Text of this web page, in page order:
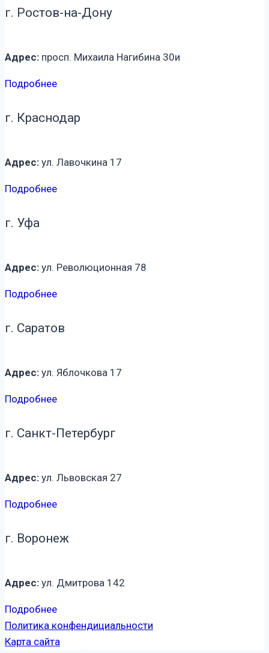
г. Ростов-на-Дону
Адрес: просп. Михаила Нагибина 30и
Подробнее
г. Краснодар
Адрес: ул. Лавочкина 17
Подробнее
г. Уфа
Адрес: ул. Революционная 78
Подробнее
г. Саратов
Адрес: ул. Яблочкова 17
Подробнее
г. Санкт-Петербург
Адрес: ул. Львовская 27
Подробнее
г. Воронеж
Адрес: ул. Дмитрова 142
Подробнее
Политика конфендициальности
Карта сайта